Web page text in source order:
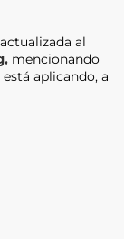
al
, mencionando
aplicando, a